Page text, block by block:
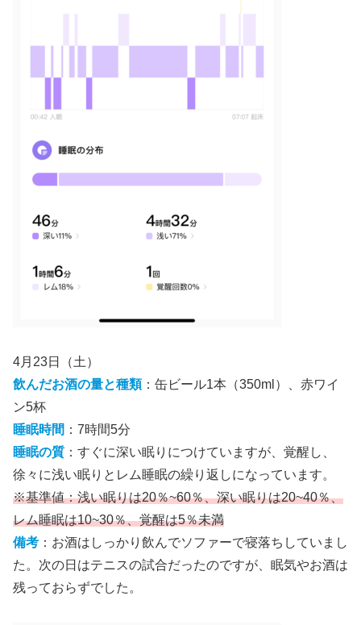
4月23日（土）
飲んだお酒の量と種類：缶ビール1本（350ml）、赤ワイ
ン5杯
睡眠時間 ：7時間5分
睡眠の質 ：すぐに深い眠りにつけていますが、覚醒し、
徐々に浅い眠りとレム睡眠の繰り返しになっています。
※基準値：浅い眠りは20％~60％、深い眠りは20~40％、
レム睡眠は10~30％、覚醒は5％未満
備考 ：お酒はしっかり飲んでソファーで寝落ちしていまし
た。次の日はテニスの試合だったのですが、眠気やお酒は
残っておらずでした。